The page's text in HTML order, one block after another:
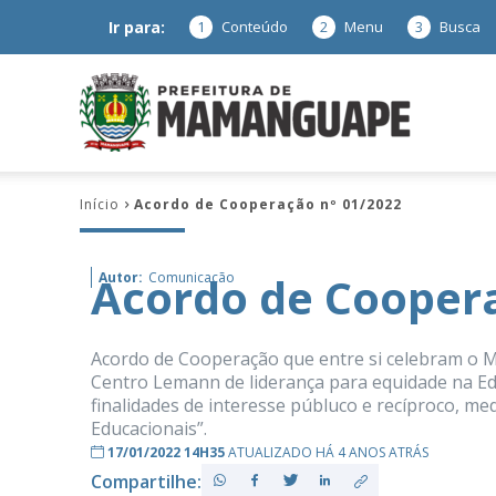
Ir para: 1 Conteúdo 2 Menu 3 Busca
–
Início Acordo de Cooperação nº 01/2022
Autor: Comunicação
Acordo de
Acordo de Cooperação que entre si celebram o
Centro Lemann de liderança para equidade na
finalidades de interesse públuco e recíproco,
Educacionais”.
17/01/2022 14H35ATUALIZADO HÁ 4 ANOS ATRÁS
Compartilhe: